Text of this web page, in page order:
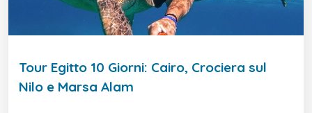
Tour Egitto 10 Giorni: Cairo, Crociera sul
Nilo e Marsa Alam